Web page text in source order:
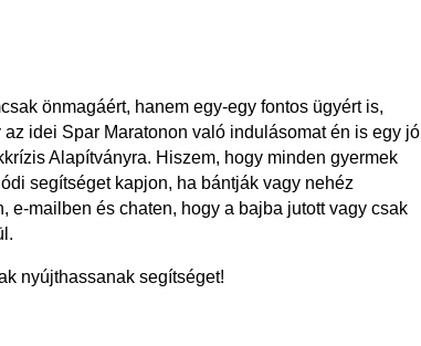
önmagáért, hanem egy-egy fontos ügyért is,
az idei Spar Maratonon való indulásomat én is egy jó
Alapítványra. Hiszem, hogy minden gyermek
segítséget kapjon, ha bántják vagy nehéz
e-mailben és chaten, hogy a bajba jutott vagy csak
nyújthassanak segítséget!